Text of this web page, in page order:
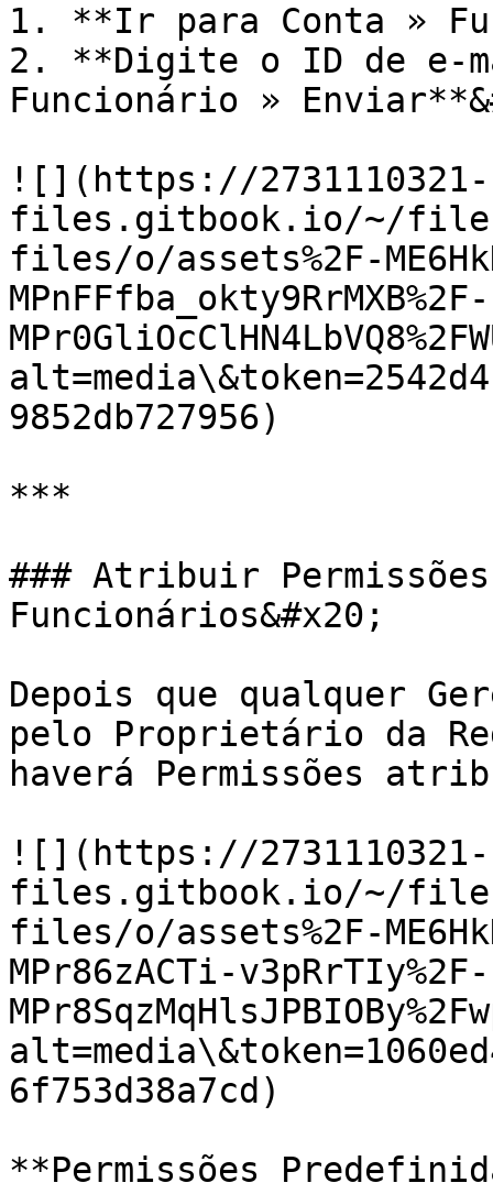
1. **Ir para Conta »
2. **Digite o ID de e-
Funcionário »
![](https://2731110321-
files.gitbook.io/~/
files/o/assets%2F-
MPnFFfba_okty9RrMXB%2F-
9852db727956)
***
### Atribuir
Funcionários&#x20;
Depois que qualquer
pelo Proprietário da
haverá Permissões
![](https://2731110321-
files.gitbook.io/~/
files/o/assets%2F-
MPr86zACTi-v3pRrTIy%2F-
6f753d38a7cd)
**Permissões